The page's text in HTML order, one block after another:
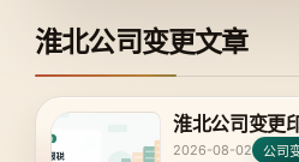
淮北公司变更文章
淮北公司变更
2026-08-02 公司